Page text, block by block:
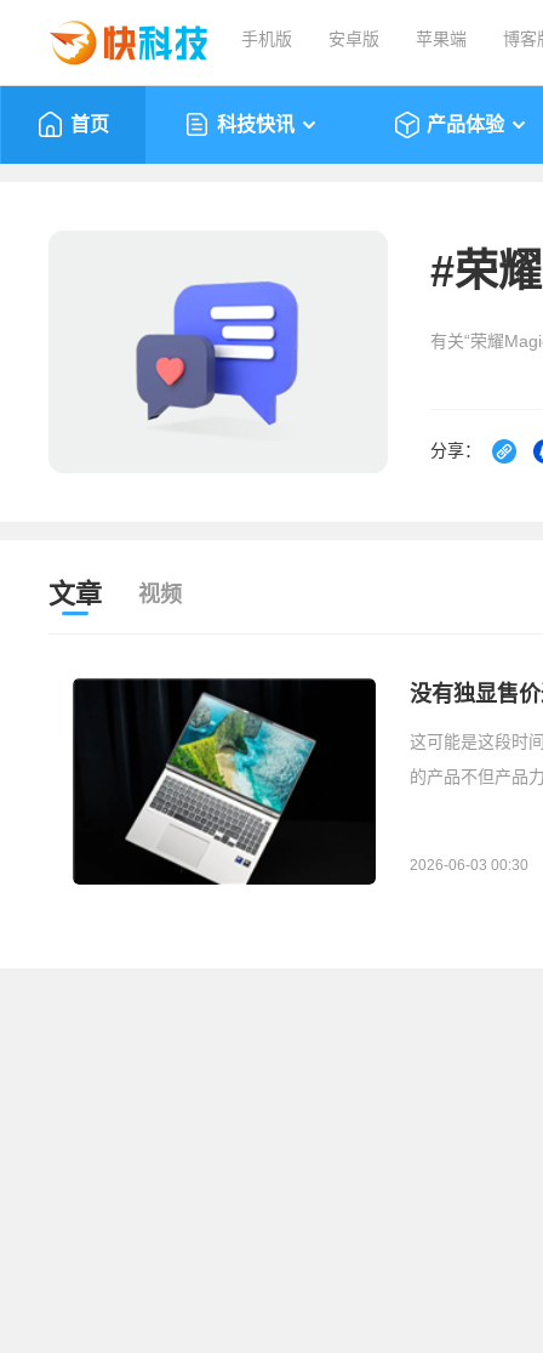
手机版 安卓版 苹果端 博客
首页 科技快讯 产品体验
#荣
有关“荣耀
分享：
文章 视频
没有独显售
这可能是这段时
的产品不但产品
2026-06-03 00:30